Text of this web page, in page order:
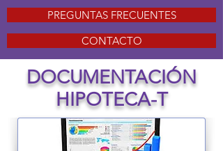
PREGUNTAS FRECUENTES
CONTACTO
DOCUMENTACIÓN
HIPOTECA-T